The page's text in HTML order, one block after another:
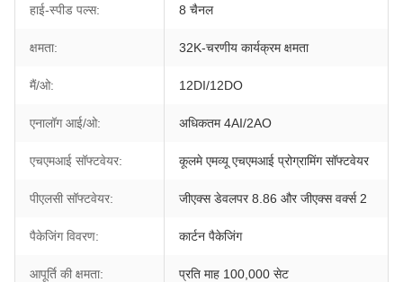
हाई-स्पीड पल्स: 8 चैनल
क्षमता: 32K-चरणीय कार्यक्रम क्षमता
मैं/ओ: 12DI/12DO
एनालॉग आई/ओ: अधिकतम 4AI/2AO
एचएमआई सॉफ्टवेयर: कूलमे एमव्यू एचएमआई प्रोग्रामिंग सॉफ्टवेयर
पीएलसी सॉफ्टवेयर: जीएक्स डेवलपर 8.86 और जीएक्स वर्क्स 2
पैकेजिंग विवरण: कार्टन पैकेजिंग
आपूर्ति की क्षमता: प्रति माह 100,000 सेट